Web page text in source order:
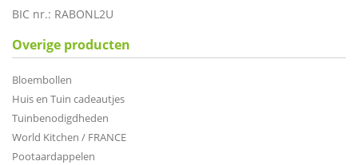
BIC nr.: RABONL2U
Overige producten
Bloembollen
Huis en Tuin cadeautjes
Tuinbenodigdheden
World Kitchen / FRANCE
Pootaardappelen